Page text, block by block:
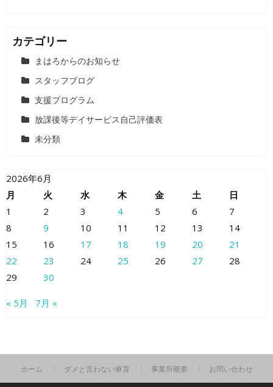
カテゴリー
まはろからのお知らせ
スタッフブログ
支援プログラム
放課後等デイサービス自己評価表
未分類
2026年6月
月
火 水 木 金 土
日
1
2 3 4 5 6
7
8
9 10 11 12 13
14
15
16 17 18 19 20
21
22
23 24 25 26 27
28
29
30
« 5月 7月 »
ホーム ダメと言わない療育 事業所概要 お問い合わせ